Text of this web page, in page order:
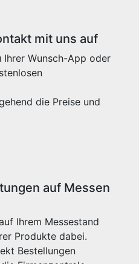
mit uns auf
Ihrer Wunsch-App oder
die Preise und
auf Messen
Ihrem Messestand
Produkte dabei.
Bestellungen